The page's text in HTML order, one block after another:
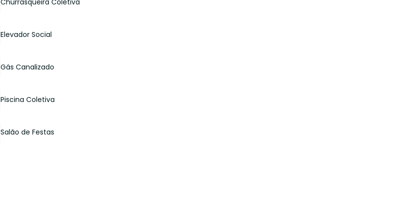
Churrasqueira Coletiva
Elevador Social
Gás Canalizado
Piscina Coletiva
Salão de Festas